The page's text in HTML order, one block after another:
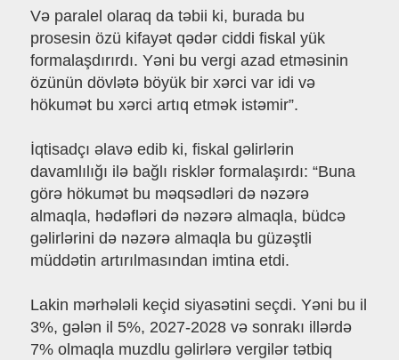
Və paralel olaraq da təbii ki, burada bu
prosesin özü kifayət qədər ciddi fiskal yük
formalaşdırırdı. Yəni bu vergi azad etməsinin
özünün dövlətə böyük bir xərci var idi və
hökumət bu xərci artıq etmək istəmir”.
İqtisadçı əlavə edib ki, fiskal gəlirlərin
davamlılığı ilə bağlı risklər formalaşırdı: “Buna
görə hökumət bu məqsədləri də nəzərə
almaqla, hədəfləri də nəzərə almaqla, büdcə
gəlirlərini də nəzərə almaqla bu güzəştli
müddətin artırılmasından imtina etdi.
Lakin mərhələli keçid siyasətini seçdi. Yəni bu il
3%, gələn il 5%, 2027-2028 və sonrakı illərdə
7% olmaqla muzdlu gəlirlərə vergilər tətbiq